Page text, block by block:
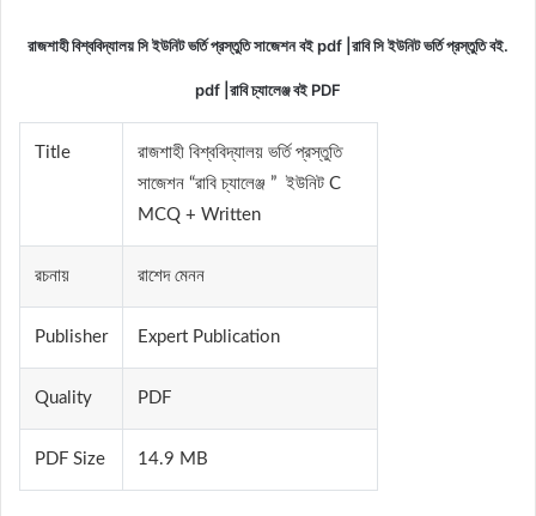
রাজশাহী বিশ্ববিদ্যালয় সি ইউনিট ভর্তি প্রস্তুতি সাজেশন বই pdf |রাবি সি ইউনিট ভর্তি প্রস্তুতি বই.
pdf |রাবি চ্যালেঞ্জ বই PDF
Title
রাজশাহী বিশ্ববিদ্যালয় ভর্তি প্রস্তুতি
সাজেশন “রাবি চ্যালেঞ্জ ” ইউনিট C
MCQ + Written
রচনায় রাশেদ মেনন
Publisher Expert Publication
Quality PDF
PDF Size 14.9 MB